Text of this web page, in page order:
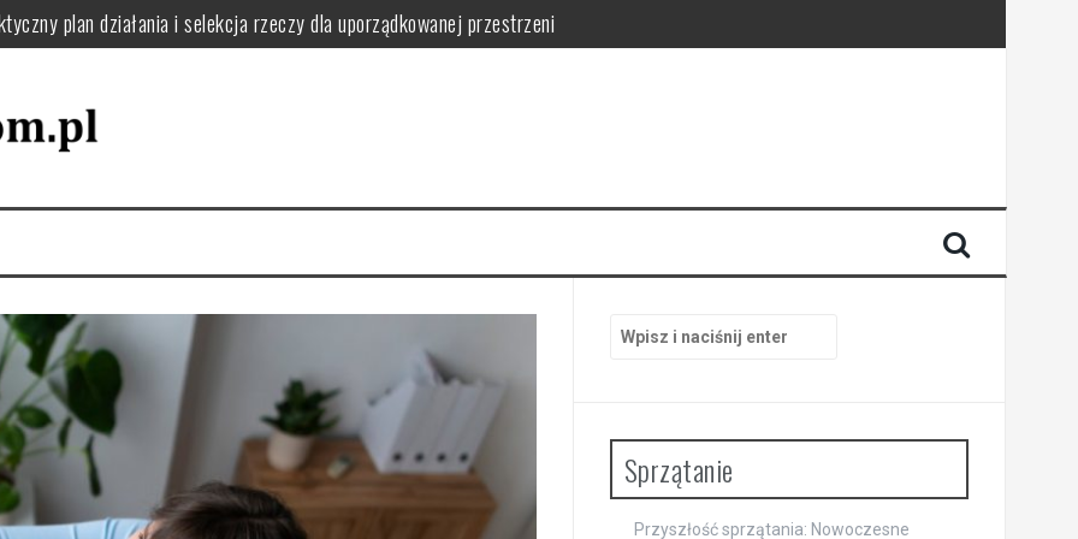
plan działania i selekcja rzeczy dla uporządkowanej przestrzeni
uszczelki i uniknąć awarii w domu
układać naczynia i dbać o zmywarkę dla wygody i efektywności pracy
funkcjonalną pralnię i uniknąć bałaganu
w domu: praktyczne nawyki i naturalne sposoby
Sprzątanie
Przyszłość sprzątania: Nowoczesne